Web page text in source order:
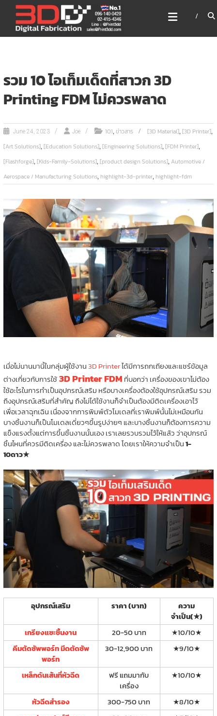
content
3DD DIGITAL FABRICATION
เครื่องพิมพ์3มิติ สแกนเนอร์
เลเซอร์
รวม 10 ไอเท็มเด็ดที่สาวก 3D
Printing FDM ไม่ควรพลาด
June 24, 2023 Joe 101,ข่าวสาร [3D Material],[3D Printer],
[Art Solutions],[Education Solutions],[Engineering Solutions],[FDM Printer],
[Flashforge],[Kids-Family-Solutions],[product design Solutions], Automotive /
Aerospace / Manufacturing Solutions, highlight-3d-printer, highlight-fdm
เมื่อไม่นานมานี้ในกลุ่มผู้ใช้งาน3D Printerได้มีการถกเถียงและแชร์ข้อมูล
ต่างเกี่ยวกับการใช้3D Printer FDM ที่บอกว่า เครื่องของเขาไม่ต้อง
ใช้อะไรในการทำเป็นอุปกรณ์เสริม หรือบางเครื่องต้องใช้อุปกรณ์เสริม รวม
ถึงอุปกรณ์เสริมที่สำคัญ ถึงไม่ได้ใช้งานก็จำเป็นต้องมีติดเครื่องเอาไว้
เพื่อเวลาฉุกเฉิน เนื่องจากการพิมพ์ตัวโมเดลที่เราพิมพ์นั้นไม่เหมือนกัน
บางชิ้นงานก็เป็นโมเดลเดี่ยวๆขึ้นรูปง่ายๆ และบางชิ้นงานก็ต้องการความ
แข็งแรงตั้งแต่การขึ้นชิ้นงานนั้นเอง เราเลยรวบรวมไว้ให้แล้ว ว่าอุปกรณ์
ชิ้นไหนที่ควรมีติดเครื่อง และไม่ควรพลาด โดยเราให้ความจำเป็น1-
10ดาว★
อุปกรณ์เสริม ราคา (บาท)
ความ
จำเป็น(★)
เกรียงแซะชิ้นงาน
20-50 บาท
★10/10★
คีมตัดซัพพอร์ท มีดตัดซัพ
พอร์ท
30-12,900 บาท ★9/10★
เหล็กดันเส้นที่หัวฉีด
ฟรี แถมมากับ
เครื่อง
★10/10★
หัวฉีดสำรอง 300-750 บาท
★8/10★